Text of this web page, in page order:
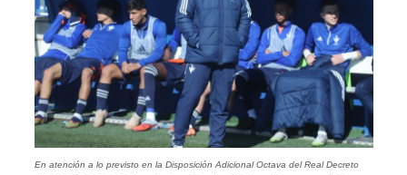
En atención a lo previsto en la Disposición Adicional Octava del Real Decreto